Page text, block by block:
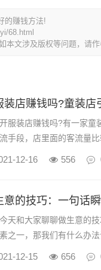
的赚钱方法!
68.html
本文涉及版权等问题，请作
装店赚钱吗?童装店
装店赚钱吗?有一家童装
手段，店里面的客流量
12-16 556
意的技巧：一句话
和大家聊聊做生意的技
之一，那我们有什么办
12-15 656